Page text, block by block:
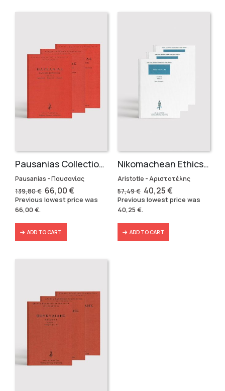
Pausanias Collection – Hardbound (3 volumes)
Pausanias - Παυσανίας
139,80€ Original
price
was:
66,00€Current
price
is:
Previous lowest price was
66,00€.
ADD TO CART
Nikomachean Ethics (3 volumes)
Aristotle - Αριστοτέλης
57,49€ Original
price
was:
57,49 €.
40,25€Current
price
is:
Previous lowest price was
40,25 €.
ADD TO CART